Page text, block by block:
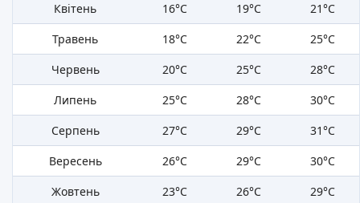
Квітень
16°C 19°C
21°C
Травень
18°C 22°C
25°C
Червень
20°C 25°C
28°C
Липень
25°C 28°C
30°C
Серпень
27°C 29°C
31°C
Вересень
26°C 29°C
30°C
Жовтень
23°C 26°C
29°C